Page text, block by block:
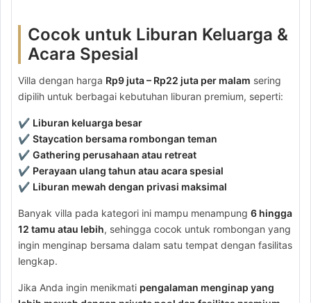
Cocok untuk Liburan Keluarga &
Acara Spesial
Villa dengan harga Rp9 juta – Rp22 juta per malam sering
dipilih untuk berbagai kebutuhan liburan premium, seperti:
✔ Liburan keluarga besar
✔ Staycation bersama rombongan teman
✔ Gathering perusahaan atau retreat
✔ Perayaan ulang tahun atau acara spesial
✔ Liburan mewah dengan privasi maksimal
Banyak villa pada kategori ini mampu menampung 6 hingga
12 tamu atau lebih, sehingga cocok untuk rombongan yang
ingin menginap bersama dalam satu tempat dengan fasilitas
lengkap.
Jika Anda ingin menikmati pengalaman menginap yang